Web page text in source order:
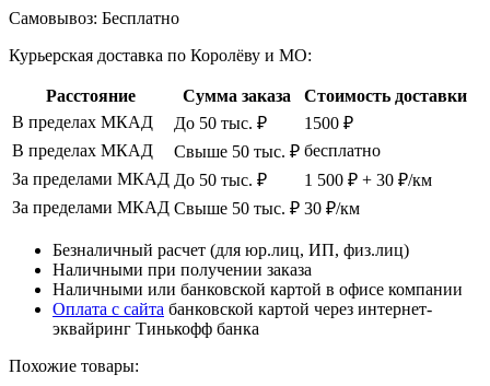
Самовывоз: Бесплатно
Курьерская доставка по Королёву и МО:
Расстояние Сумма заказа
Стоимость доставки
В пределах МКАД
До 50 тыс. ₽
1500 ₽
В пределах МКАД
Свыше 50 тыс. ₽ бесплатно
За пределами МКАД До 50 тыс. ₽
1 500 ₽ + 30 ₽/км
За пределами МКАД Свыше 50 тыс. ₽ 30 ₽/км
Безналичный расчет (для юр.лиц, ИП, физ.лиц)
Наличными при получении заказа
Наличными или банковской картой в офисе компании
Оплата с сайта банковской картой через интернет-
эквайринг Тинькофф банка
Похожие товары: